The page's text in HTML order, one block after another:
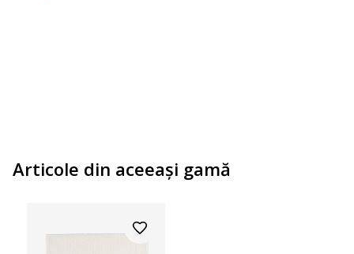
Articole din aceeaşi gamă